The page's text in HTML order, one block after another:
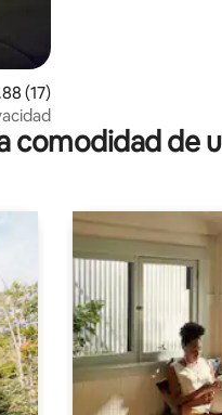
promedio: 4.88 de 5;
(17)
comodidad de